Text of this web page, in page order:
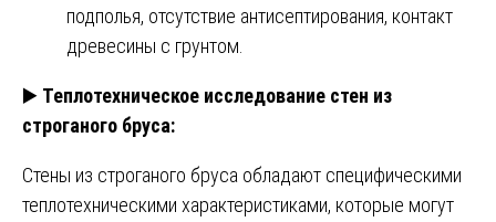
подполья, отсутствие антисептирования, контакт
древесины с грунтом.
▶️ Теплотехническое исследование стен из
строганого бруса:
Стены из строганого бруса обладают специфическими
теплотехническими характеристиками, которые могут